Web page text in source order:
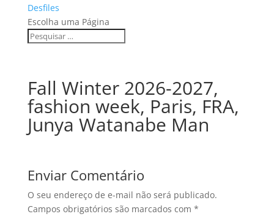
Desfiles
Escolha uma Página
Fall Winter 2026-2027,
fashion week, Paris, FRA,
Junya Watanabe Man
Enviar Comentário
O seu endereço de e-mail não será publicado.
Campos obrigatórios são marcados com *